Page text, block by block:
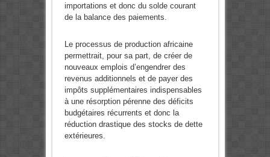
importations et donc du solde courant
de la balance des paiements.
Le processus de production africaine
permettrait, pour sa part, de créer de
nouveaux emplois d’engendrer des
revenus additionnels et de payer des
impôts supplémentaires indispensables
à une résorption pérenne des déficits
budgétaires récurrents et donc la
réduction drastique des stocks de dette
extérieures.